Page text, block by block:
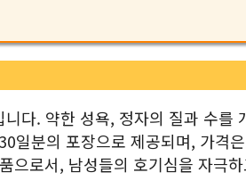
다. 약한 성욕, 정자의 질과 수를
일분의 포장으로 제공되며, 가격
으로서, 남성들의 호기심을 자극